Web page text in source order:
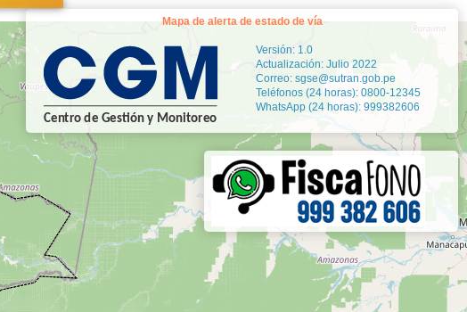
Mapa de alerta de estado de vía
Versión: 1.0
Actualización: Julio 2022
Correo: sgse@sutran.gob.pe
Teléfonos (24 horas): 0800-12345
WhatsApp (24 horas): 999382606